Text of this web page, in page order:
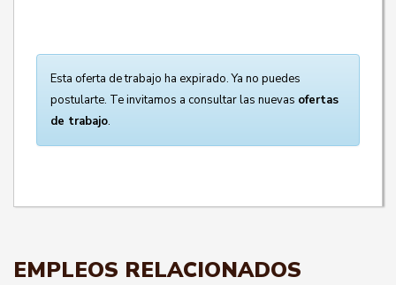
Esta oferta de trabajo ha expirado. Ya no puedes
postularte. Te invitamos a consultar las nuevas ofertas
de trabajo.
EMPLEOS RELACIONADOS